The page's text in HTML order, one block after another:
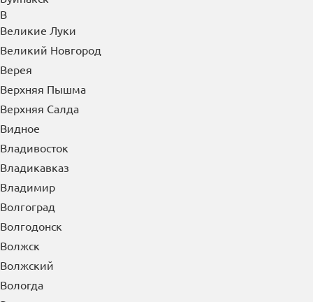
Великие Луки
Великий Новгород
Верея
Верхняя Пышма
Верхняя Салда
Видное
Владивосток
Владикавказ
Владимир
Волгоград
Волгодонск
Волжск
Волжский
Вологда
Волоколамск